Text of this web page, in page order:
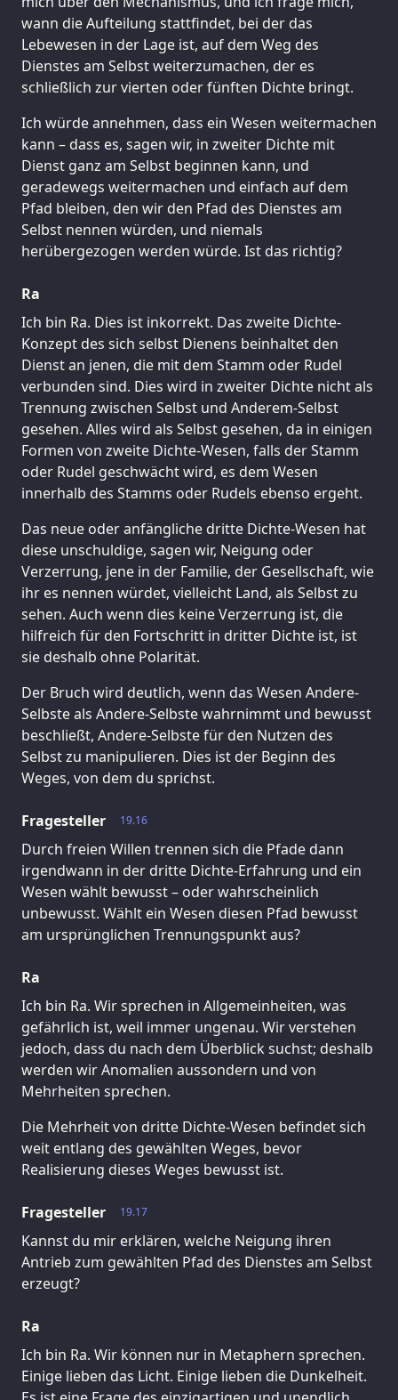
wann die Aufteilung stattfindet, bei der das
Lebewesen in der Lage ist, auf dem Weg des
Dienstes am Selbst weiterzumachen, der es
schließlich zur vierten oder fünften Dichte bringt.
Ich würde annehmen, dass ein Wesen weitermachen
kann – dass es, sagen wir, in zweiter Dichte mit
Dienst ganz am Selbst beginnen kann, und
geradewegs weitermachen und einfach auf dem
Pfad bleiben, den wir den Pfad des Dienstes am
Selbst nennen würden, und niemals
herübergezogen werden würde. Ist das richtig?
Ra
Ich bin Ra. Dies ist inkorrekt. Das zweite Dichte-
Konzept des sich selbst Dienens beinhaltet den
Dienst an jenen, die mit dem Stamm oder Rudel
verbunden sind. Dies wird in zweiter Dichte nicht als
Trennung zwischen Selbst und Anderem-Selbst
gesehen. Alles wird als Selbst gesehen, da in einigen
Formen von zweite Dichte-Wesen, falls der Stamm
oder Rudel geschwächt wird, es dem Wesen
innerhalb des Stamms oder Rudels ebenso ergeht.
Das neue oder anfängliche dritte Dichte-Wesen hat
diese unschuldige, sagen wir, Neigung oder
Verzerrung, jene in der Familie, der Gesellschaft, wie
ihr es nennen würdet, vielleicht Land, als Selbst zu
sehen. Auch wenn dies keine Verzerrung ist, die
hilfreich für den Fortschritt in dritter Dichte ist, ist
sie deshalb ohne Polarität.
Der Bruch wird deutlich, wenn das Wesen Andere-
Selbste als Andere-Selbste wahrnimmt und bewusst
beschließt, Andere-Selbste für den Nutzen des
Selbst zu manipulieren. Dies ist der Beginn des
Weges, von dem du sprichst.
19.16
Fragesteller
Durch freien Willen trennen sich die Pfade dann
irgendwann in der dritte Dichte-Erfahrung und ein
Wesen wählt bewusst – oder wahrscheinlich
unbewusst. Wählt ein Wesen diesen Pfad bewusst
am ursprünglichen Trennungspunkt aus?
Ra
Ich bin Ra. Wir sprechen in Allgemeinheiten, was
gefährlich ist, weil immer ungenau. Wir verstehen
jedoch, dass du nach dem Überblick suchst; deshalb
werden wir Anomalien aussondern und von
Mehrheiten sprechen.
Die Mehrheit von dritte Dichte-Wesen befindet sich
weit entlang des gewählten Weges, bevor
Realisierung dieses Weges bewusst ist.
19.17
Fragesteller
Kannst du mir erklären, welche Neigung ihren
Antrieb zum gewählten Pfad des Dienstes am Selbst
erzeugt?
Ra
Ich bin Ra. Wir können nur in Metaphern sprechen.
Einige lieben das Licht. Einige lieben die Dunkelheit.